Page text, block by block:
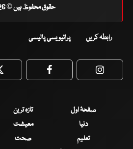
حقوق محفوظ ہیں © 2026
رابطہ کریں پرائیویسی پالیسی
Twitter Facebook
صفحۂ اول تازہ ترین
دنیا
معیشت
تعلیم
صحت